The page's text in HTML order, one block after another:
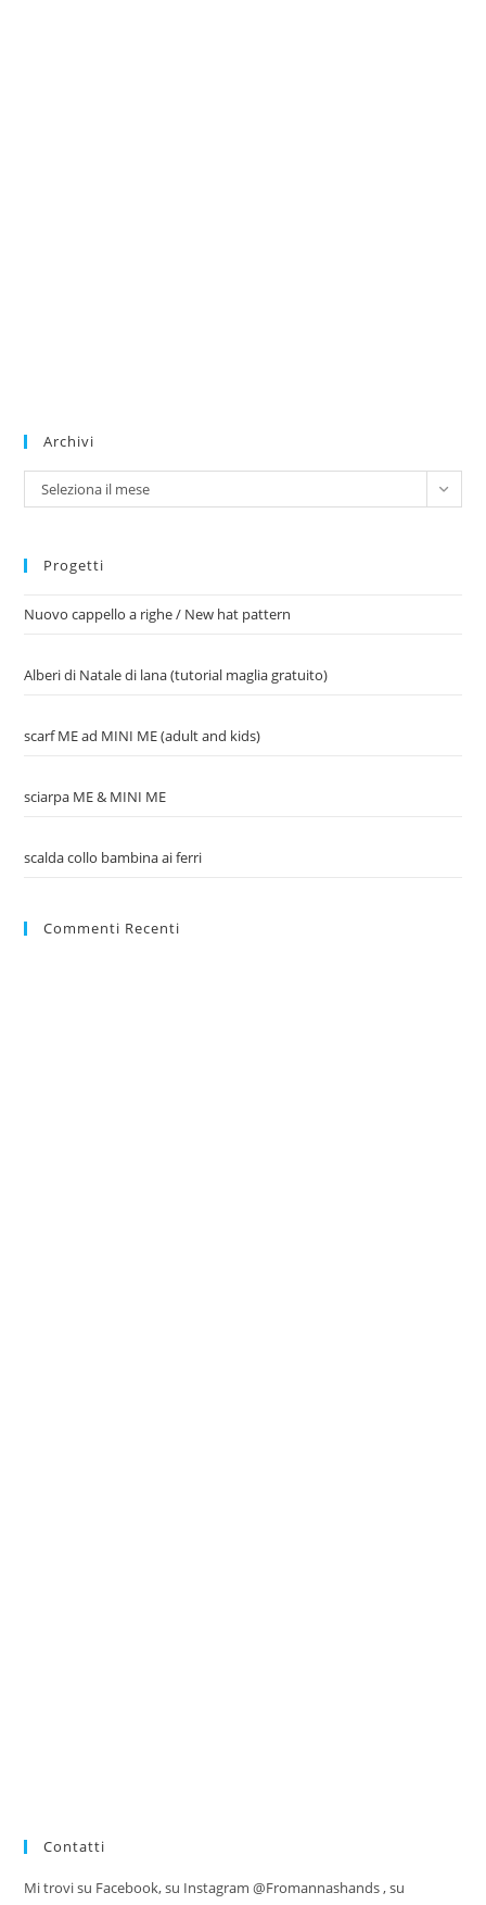
Archivi
Archivi
Seleziona il mese
Progetti
Nuovo cappello a righe / New hat pattern
Alberi di Natale di lana (tutorial maglia gratuito)
scarf ME ad MINI ME (adult and kids)
sciarpa ME & MINI ME
scalda collo bambina ai ferri
Commenti Recenti
Contatti
Mi trovi su Facebook, su Instagram @Fromannashands , su